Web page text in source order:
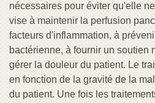
nécessaires pour éviter qu'elle
vise à maintenir la perfusion
facteurs d'inflammation, à
bactérienne, à fournir un soutien
gérer la douleur du patient. Le
en fonction de la gravité de la
du patient. Une fois les